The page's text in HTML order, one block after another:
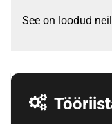
See on loodud